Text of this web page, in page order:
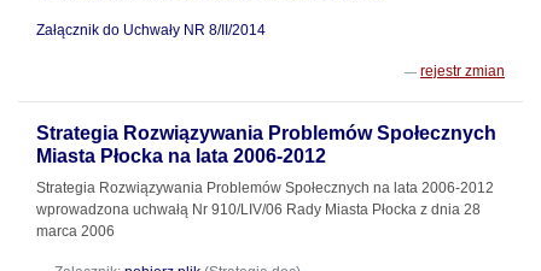
Załącznik do Uchwały NR 8/II/2014
rejestr zmian
Strategia Rozwiązywania Problemów Społecznych
Miasta Płocka na lata 2006-2012
Strategia Rozwiązywania Problemów Społecznych na lata 2006-2012
wprowadzona uchwałą Nr 910/LIV/06 Rady Miasta Płocka z dnia 28
marca 2006